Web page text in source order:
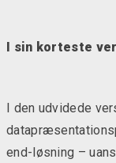
I sin korteste
I den udvidede
end-løsning –